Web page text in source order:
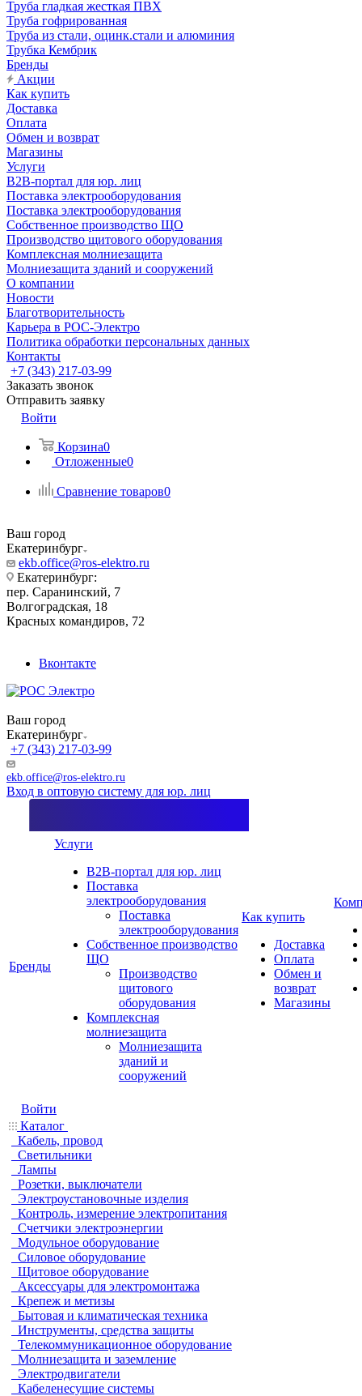
Труба гладкая жесткая ПВХ
Труба гофрированная
Труба из стали, оцинк.стали и алюминия
Трубка Кембрик
Бренды
Акции
Как купить
Доставка
Оплата
Обмен и возврат
Магазины
Услуги
B2B-портал для юр. лиц
Поставка электрооборудования
Поставка электрооборудования
Собственное производство ЩО
Производство щитового оборудования
Комплексная молниезащита
Молниезащита зданий и сооружений
О компании
Новости
Благотворительность
Карьера в РОС-Электро
Политика обработки персональных данных
Контакты
+7 (343) 217-03-99
Заказать звонок
Отправить заявку
Войти
Корзина0
Отложенные0
Сравнение товаров0
Ваш город
Екатеринбург
ekb.office@ros-elektro.ru
Екатеринбург:
пер. Саранинский, 7
Волгоградская, 18
Красных командиров, 72
Вконтакте
Ваш город
Екатеринбург
+7 (343) 217-03-99
ekb.office@ros-elektro.ru
Вход в оптовую систему для юр. лиц
Бренды
Услуги
B2B-портал для юр. лиц
Поставка
электрооборудования
Поставка
электрооборудования
Собственное производство
ЩО
Производство
щитового
оборудования
Комплексная
молниезащита
Молниезащита
зданий и
сооружений
Как купить
Доставка
Оплата
Обмен и
возврат
Магазины
Войти
Каталог
Кабель, провод
Светильники
Лампы
Розетки, выключатели
Электроустановочные изделия
Контроль, измерение электропитания
Счетчики электроэнергии
Модульное оборудование
Силовое оборудование
Щитовое оборудование
Аксессуары для электромонтажа
Крепеж и метизы
Бытовая и климатическая техника
Инструменты, средства защиты
Телекоммуникационное оборудование
Молниезащита и заземление
Электродвигатели
Кабеленесущие системы